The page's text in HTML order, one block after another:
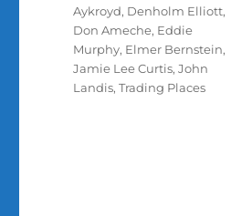
Aykroyd, Denholm Elliott,
Don Ameche, Eddie
Murphy, Elmer Bernstein,
Jamie Lee Curtis,John
Landis,Trading Places